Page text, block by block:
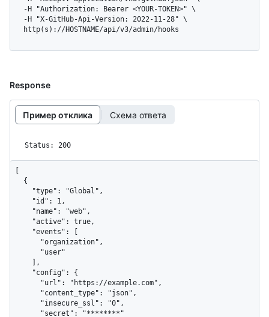
  http(s)://HOSTNAME/api/v3/admin/hooks
Response
Пример отклика Схема ответа
Status: 200